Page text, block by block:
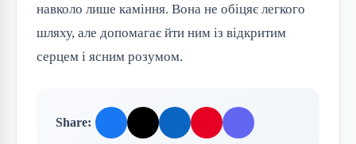
навколо лише каміння. Вона не обіцяє легкого
шляху, але допомагає йти ним із відкритим
серцем і ясним розумом.
Share: